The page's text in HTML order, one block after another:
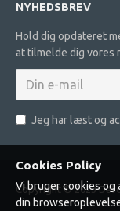
NYHEDSBREV
Hold dig opdateret
at tilmelde dig vores
Jeg har læst og
Copyright © 2023
Cookies Policy
Vi bruger cookies
din